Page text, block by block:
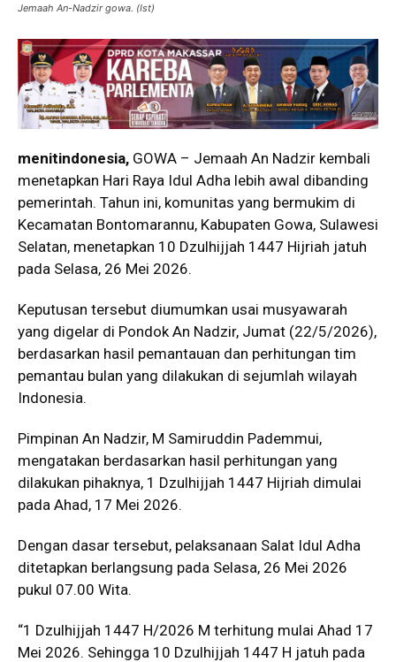
Jemaah An-Nadzir gowa. (Ist)
menitindonesia, GOWA – Jemaah An Nadzir kembali
menetapkan Hari Raya Idul Adha lebih awal dibanding
pemerintah. Tahun ini, komunitas yang bermukim di
Kecamatan Bontomarannu, Kabupaten Gowa, Sulawesi
Selatan, menetapkan 10 Dzulhijjah 1447 Hijriah jatuh
pada Selasa, 26 Mei 2026.
Keputusan tersebut diumumkan usai musyawarah
yang digelar di Pondok An Nadzir, Jumat (22/5/2026),
berdasarkan hasil pemantauan dan perhitungan tim
pemantau bulan yang dilakukan di sejumlah wilayah
Indonesia.
Pimpinan An Nadzir, M Samiruddin Pademmui,
mengatakan berdasarkan hasil perhitungan yang
dilakukan pihaknya, 1 Dzulhijjah 1447 Hijriah dimulai
pada Ahad, 17 Mei 2026.
Dengan dasar tersebut, pelaksanaan Salat Idul Adha
ditetapkan berlangsung pada Selasa, 26 Mei 2026
pukul 07.00 Wita.
“1 Dzulhijjah 1447 H/2026 M terhitung mulai Ahad 17
Mei 2026. Sehingga 10 Dzulhijjah 1447 H jatuh pada